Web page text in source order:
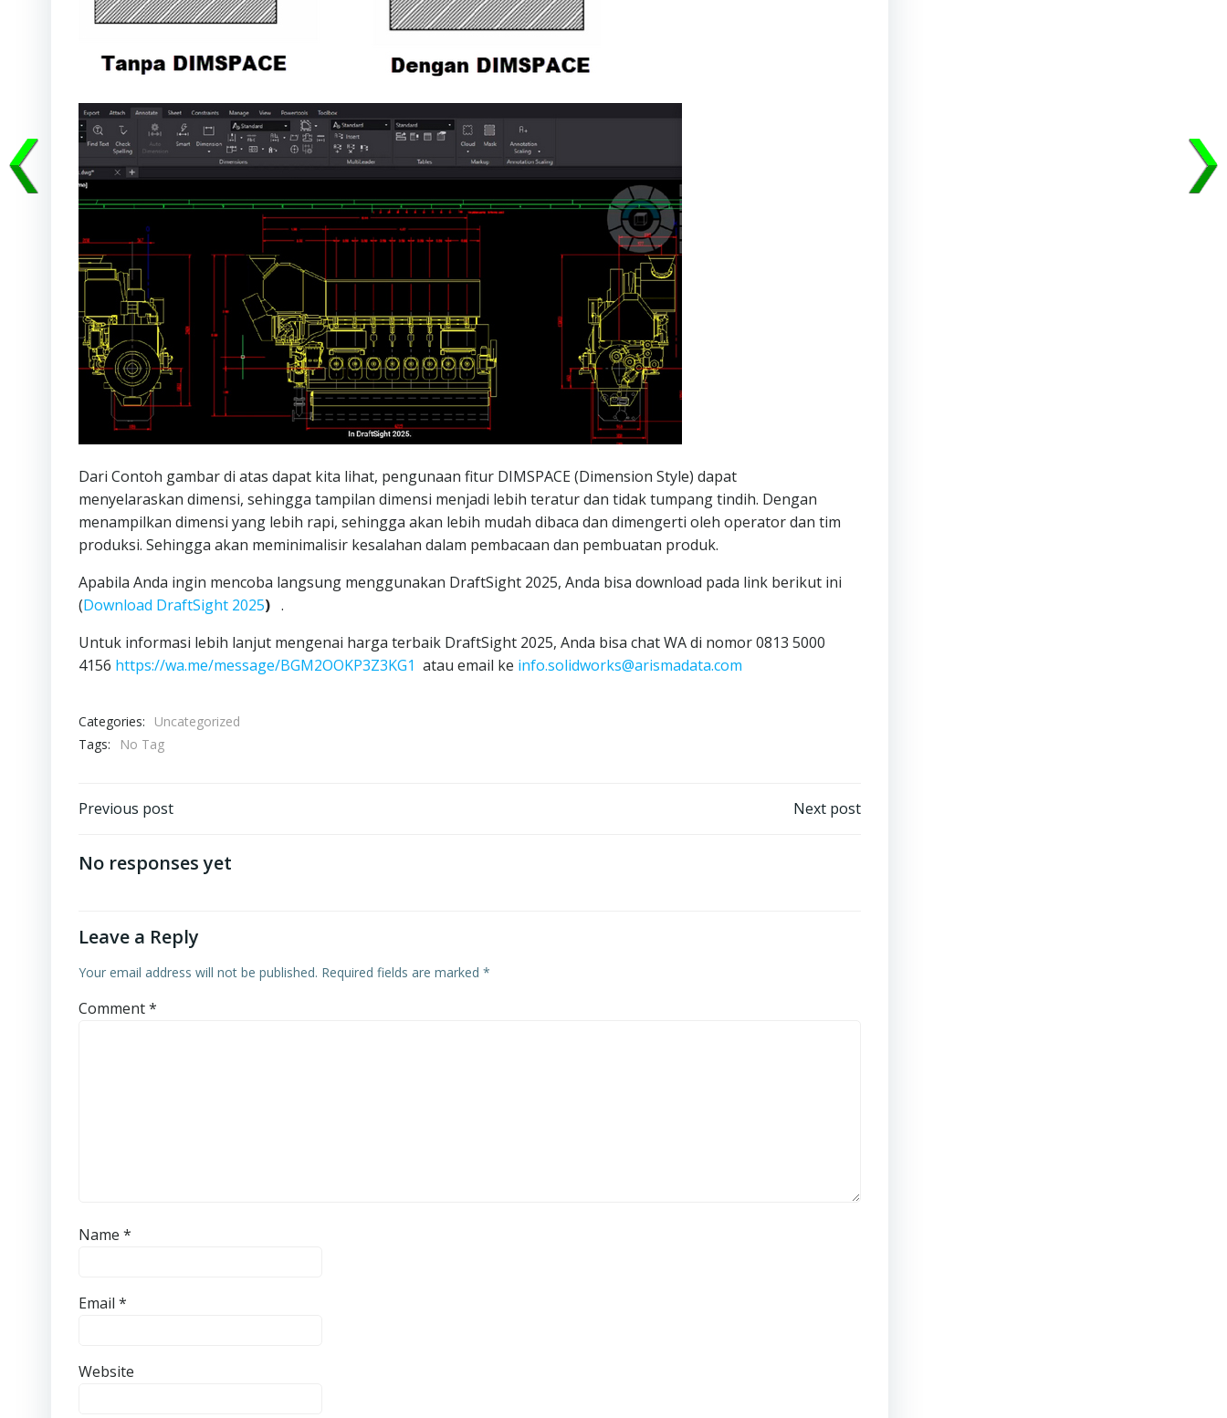
Dari Contoh gambar di atas dapat kita lihat, pengunaan fitur DIMSPACE (Dimension Style) dapat
menyelaraskan dimensi, sehingga tampilan dimensi menjadi lebih teratur dan tidak tumpang tindih. Dengan
menampilkan dimensi yang lebih rapi, sehingga akan lebih mudah dibaca dan dimengerti oleh operator dan tim
produksi. Sehingga akan meminimalisir kesalahan dalam pembacaan dan pembuatan produk.
Apabila Anda ingin mencoba langsung menggunakan DraftSight 2025, Anda bisa download pada link berikut ini
(Download DraftSight 2025) .
Untuk informasi lebih lanjut mengenai harga terbaik DraftSight 2025, Anda bisa chat WA di nomor 0813 5000
4156 https://wa.me/message/BGM2OOKP3Z3KG1 atau email ke info.solidworks@arismadata.com
Categories:
Uncategorized
Tags:
No Tag
Post
navigation
Previous post Next post
No responses yet
Leave a Reply
Your email address will not be published. Required fields are marked *
Comment*
Name *
Email *
Website